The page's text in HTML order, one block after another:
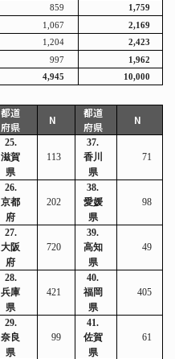
859 1,759
1,067 2,169
1,204 2,423
997 1,962
4,945 10,000
都道
府県
N
都道
府県
N
25.
滋賀
県
113
37.
香川
県
71
26.
京都
府
202
38.
愛媛
県
98
27.
大阪
府
720
39.
高知
県
49
28.
兵庫
県
421
40.
福岡
県
405
29.
奈良
県
99
41.
佐賀
県
61